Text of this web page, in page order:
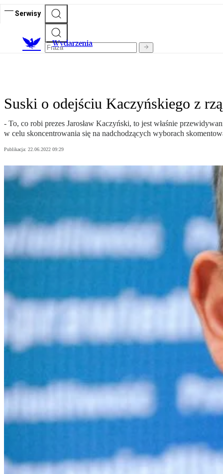
Serwisy
Wydarzenia
Suski o odejściu Kaczyńskiego z
- To, co robi prezes Jarosław Kaczyński, to jest właśnie
w celu skoncentrowania się na nadchodzących wyborach
Publikacja: 22.06.2022 09:29